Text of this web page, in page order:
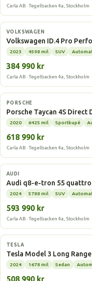
Carla AB · Tegelbacken 4a, Stockholm
Elbil
VOLKSWAGEN
Volkswagen ID.4 Pro
2023 4598 mil SUV
384 990 kr
Carla AB · Tegelbacken 4a, Stockholm
Elbil
PORSCHE
Porsche Taycan 4S Direct
2020 6425 mil Sportkupé
618 990 kr
Carla AB · Tegelbacken 4a, Stockholm
Elbil
AUDI
Audi q8-e-tron 55 quattro
2024 5788 mil SUV
593 990 kr
Carla AB · Tegelbacken 4a, Stockholm
Elbil
TESLA
Tesla Model 3 Long
2024 1678 mil Sedan
508 990 kr